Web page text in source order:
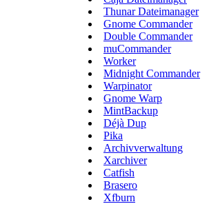
Thunar Dateimanager
Gnome Commander
Double Commander
muCommander
Worker
Midnight Commander
Warpinator
Gnome Warp
MintBackup
Déjà Dup
Pika
Archivverwaltung
Xarchiver
Catfish
Brasero
Xfburn